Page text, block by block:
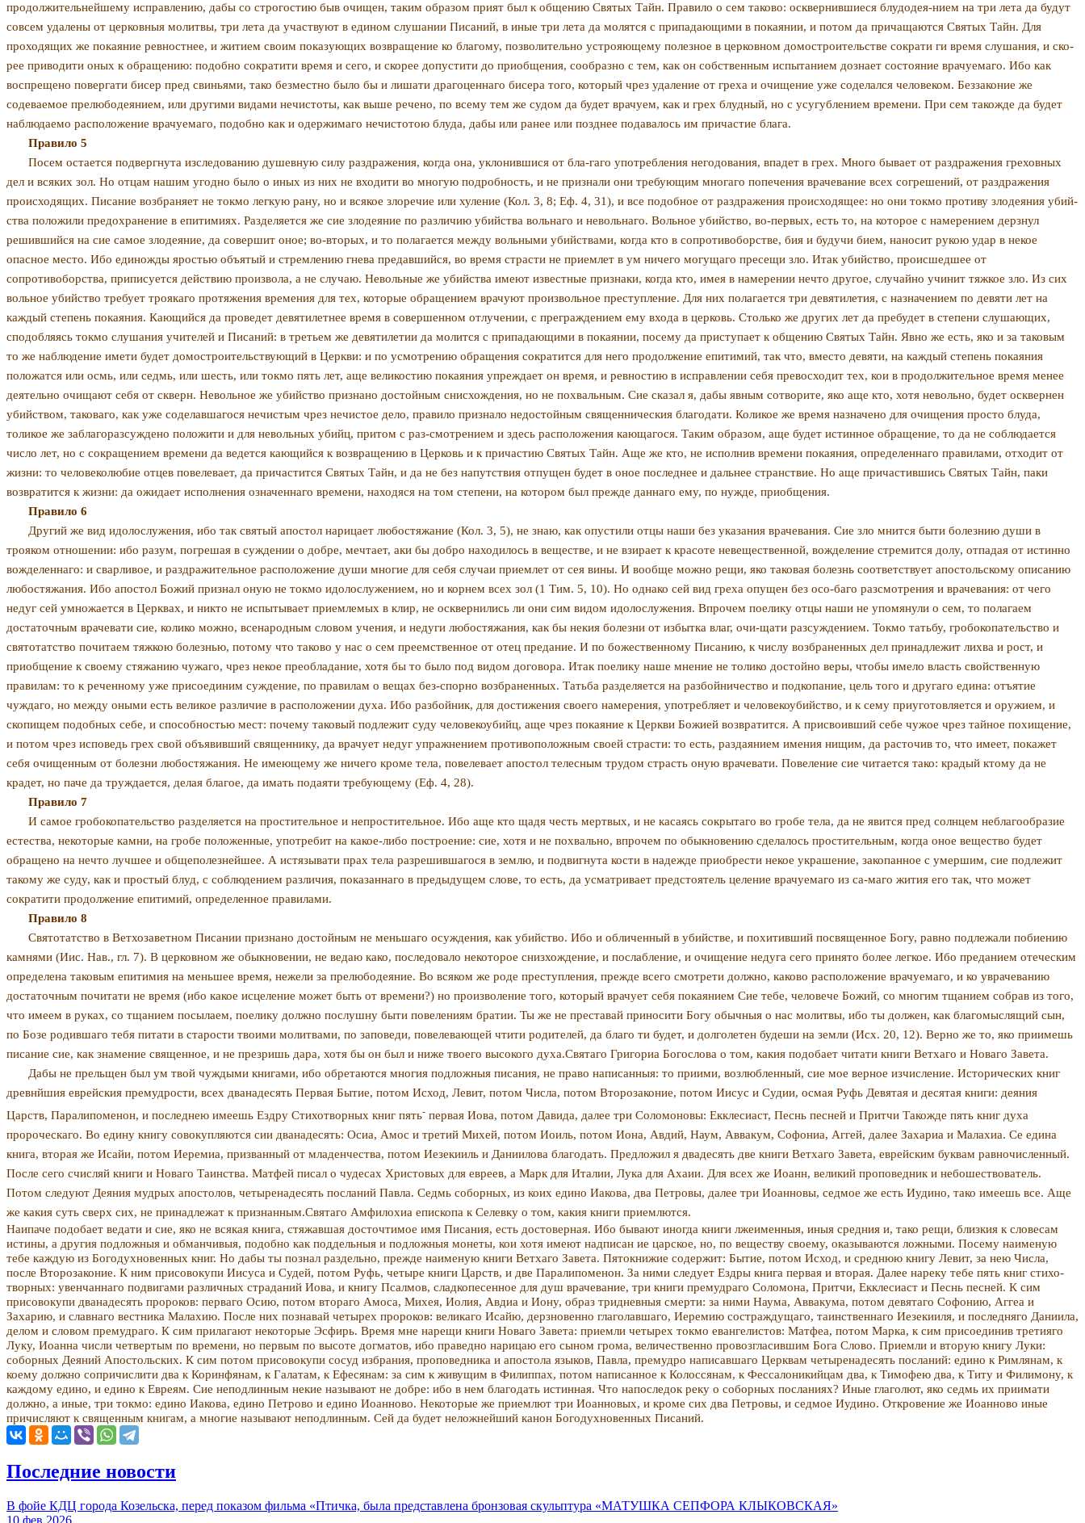
продолжительнейшему исправлению, дабы со строгостию быв очи­щен, таким образом прият был к общению Святых Та­йн. Правило о сем таково: осквернившиеся блудодея-нием на три лета да будут
совсем удалены от церковныя молитвы, три лета да участвуют в едином слушании Писаний, в иные три лета да молятся с при­падающими в покаянии, и потом да причащаются Святых Тайн. Для
проходящих же покаяние ревностнее, и житием своим показующих возвращение ко благому, позволительно устрояющему полезное в церковном домостроительстве сократи ги время слушания, и ско­
рее приводити оных к обращению: подобно сократити время и сего, и скорее допустити до приобщения, со­образно с тем, как он собственным испытанием дозна­ет состояние врачуемаго. Ибо как
воспрещено повергати бисер пред свиньями, тако безместно было бы и лишати драгоценнаго бисера того, который чрез уда­ление от греха и очищение уже соделался человеком. Беззаконие же
содеваемое прелюбодеянием, или дру­гими видами нечистоты, как выше речено, по всему тем же судом да будет врачуем, как и грех блудный, но с усугублением времени. При сем такожде да будет
наблюдаемо расположение врачуемаго, подобно как и одержимаго нечистотою блуда, дабы или ранее или позднее подавалось им причастие блага.
Правило 5
Посем остается подвергнута изследованию душев­ную силу раздражения, когда она, уклонившися от бла-гаго употребления негодования, впадет в грех. Много бывает от раздражения греховных
дел и всяких зол. Но отцам нашим угодно было о иных из них не входити во многую подробность, и не признали они требующим многаго попечения врачевание всех согрешений, от раздражения
происходящих. Писание возбраняет не токмо легкую рану, но и всякое злоречие или хуление (Кол. 3, 8; Еф. 4, 31), и все подобное от раздражения происходящее: но они токмо противу злодеяния убий­
ства положили предохранение в епитимиях. Разделяет­ся же сие злодеяние по различию убийства вольнаго и невольнаго. Вольное убийство, во-первых, есть то, на которое с намерением дерзнул
решившийся на сие са­мое злодеяние, да совершит оное; во-вторых, и то пола­гается между вольными убийствами, когда кто в сопротивоборстве, бия и будучи бием, наносит рукою удар в некое
опасное место. Ибо единожды яростью объятый и стремлению гнева предавшийся, во время страсти не приемлет в ум ничего могущаго пресещи зло. Итак убийство, происшедшее от
сопротивоборства, приписуется действию произвола, а не случаю. Невольные же убийства имеют известные признаки, когда кто, имея в намерении нечто другое, случайно учинит тяжкое зло. Из сих
вольное убийство требует троякаго протяжения времения для тех, которые обращением врачуют произ­вольное преступление. Для них полагается три девяти­летия, с назначением по девяти лет на
каждый степень покаяния. Кающийся да проведет девятилетнее время в совершенном отлучении, с преграждением ему входа в церковь. Столько же других лет да пребудет в степени слушающих,
сподобляясь токмо слушания учителей и Писаний: в третьем же девятилетии да молится с при­падающими в покаянии, посему да приступает к обще­нию Святых Тайн. Явно же есть, яко и за таковым
то же наблюдение имети будет домостроительствующий в Церкви: и по усмотрению обращения сократится для него продолжение епитимий, так что, вместо девяти, на каждый степень покаяния
положатся или осмь, или седмь, или шесть, или токмо пять лет, аще великостию покаяния упреждает он время, и ревностию в исправле­нии себя превосходит тех, кои в продолжительное вре­мя менее
деятельно очищают себя от скверн. Неволь­ное же убийство признано достойным снисхождения, но не похвальным. Сие сказал я, дабы явным сотвори­те, яко аще кто, хотя невольно, будет осквернен
убий­ством, таковаго, как уже соделавшагося нечистым чрез нечистое дело, правило признало недостойным священническия благодати. Коликое же время назначено для очищения просто блуда,
толикое же заблагоразсуждено положити и для невольных убийц, притом с раз-смотрением и здесь расположения кающагося. Таким образом, аще будет истинное обращение, то да не со­блюдается
число лет, но с сокращением времени да ве­дется кающийся к возвращению в Церковь и к причас­тию Святых Тайн. Аще же кто, не исполнив времени покаяния, определеннаго правилами, отходит от
жизни: то человеколюбие отцев повелевает, да причастится Святых Тайн, и да не без напутствия отпущен будет в оное последнее и дальнее странствие. Но аще причас­тившись Святых Тайн, паки
возвратится к жизни: да ожидает исполнения означеннаго времени, находяся на том степени, на котором был прежде даннаго ему, по нужде, приобщения.
Правило 6
Другий же вид идолослужения, ибо так святый апо­стол нарицает любостяжание (Кол. 3, 5), не знаю, как опустили отцы наши без указания врачевания. Сие зло мнится быти болезнию души в
трояком отношении: ибо разум, погрешая в суждении о добре, мечтает, аки бы добро находилось в веществе, и не взирает к красо­те невещественной, вожделение стремится долу, отпа­дая от истинно
вожделеннаго: и сварливое, и раздра­жительное расположение души многие для себя слу­чаи приемлет от сея вины. И вообще можно рещи, яко таковая болезнь соответствует апостольскому описа­нию
любостяжания. Ибо апостол Божий признал оную не токмо идолослужением, но и корнем всех зол (1 Тим. 5, 10). Но однако сей вид греха опущен без осо-баго разсмотрения и врачевания: от чего
недуг сей ум­ножается в Церквах, и никто не испытывает приемле­мых в клир, не осквернились ли они сим видом идоло­служения. Впрочем поелику отцы наши не упомянули о сем, то полагаем
достаточным врачевати сие, колико можно, всенародным словом учения, и недуги любо­стяжания, как бы некия болезни от избытка влаг, очи-щати разсуждением. Токмо татьбу, гробокопательство и
святотатство почитаем тяжкою болезнью, потому что таково у нас о сем преемственное от отец преда­ние. И по божественному Писанию, к числу возбра­ненных дел принадлежит лихва и рост, и
приобщение к своему стяжанию чужаго, чрез некое преобладание, хотя бы то было под видом договора. Итак поелику наше мнение не толико достойно веры, чтобы имело власть свойственную
правилам: то к реченному уже присоединим суждение, по правилам о вещах без-спорно возбраненных. Татьба разделяется на разбойничество и подкопание, цель того и другаго едина: отъятие
чуждаго, но между оными есть великое разли­чие в расположении духа. Ибо разбойник, для дости­жения своего намерения, употребляет и человеко­убийство, и к сему приуготовляется и оружием, и
ско­пищем подобных себе, и способностью мест: почему таковый подлежит суду человекоубийц, аще чрез по­каяние к Церкви Божией возвратится. А присвоивший себе чужое чрез тайное похищение,
и потом чрез ис­поведь грех свой объявивший священнику, да врачует недуг упражнением противоположным своей страсти: то есть, раздаянием имения нищим, да расточив то, что имеет, покажет
себя очищенным от болезни любо­стяжания. Не имеющему же ничего кроме тела, пове­левает апостол телесным трудом страсть оную врачевати. Повеление сие читается тако: крадый ктому да не
крадет, но паче да труждается, делая благое, да имать подаяти требующему (Еф. 4, 28).
Правило 7
И самое гробокопательство разделяется на прости­тельное и непростительное. Ибо аще кто щадя честь мертвых, и не касаясь сокрытаго во гробе тела, да не явится пред солнцем неблагообразие
естества, некото­рые камни, на гробе положенные, употребит на какое-либо построение: сие, хотя и не похвально, впрочем по обыкновению сделалось простительным, когда оное вещество будет
обращено на нечто лучшее и общепо­лезнейшее. А истязывати прах тела разрешившагося в землю, и подвигнута кости в надежде приобрести не­кое украшение, закопанное с умершим, сие подлежит
такому же суду, как и простый блуд, с соблюдением различия, показаннаго в предыдущем слове, то есть, да усматривает предстоятель целение врачуемаго из са-маго жития его так, что может
сократити продолжение епитимий, определенное правилами.
Правило 8
Святотатство в Ветхозаветном Писании признано достойным не меньшаго осуждения, как убийство. Ибо и обличенный в убийстве, и похитивший посвя­щенное Богу, равно подлежали побиению
камнями (Иис. Нав., гл. 7). В церковном же обыкновении, не ведаю како, последовало некоторое снизхождение, и послабление, и очищение недуга сего принято более легкое. Ибо преданием отеческим
определена таковым епитимия на меньшее время, нежели за прелюбодея­ние. Во всяком же роде преступления, прежде всего смотрети должно, каково расположение врачуемаго, и ко уврачеванию
достаточным почитати не время (ибо какое исцеление может быть от времени?) но произво­ление того, который врачует себя покаянием Сие те­бе, человече Божий, со многим тщанием собрав из то­го,
что имеем в руках, со тщанием посылаем, поелику должно послушну быти повелениям братии. Ты же не преставай приносити Богу обычныя о нас молитвы, ибо ты должен, как благомыслящий сын,
по Бозе родившаго тебя питати в старости твоими молитвами, по заповеди, повелевающей чтити родителей, да благо ти будет, и долголетен будеши на земли (Исх. 20, 12). Верно же то, яко приимешь
писание сие, как знамение священное, и не презришь дара, хотя бы он был и ни­же твоего высокого духа.Святаго Григориа Богослова о том, какия подобает читати книги Ветхаго и Новаго Завета.
Дабы не прельщен был ум твой чуждыми книгами, ибо обретаются многия подложныя писания, не право написанныя: то приими, возлюбленный, сие мое вер­ное изчисление. Исторических книг
древнйшия еврейския премудрости, всех дванадесять Первая Бытие, потом Исход, Левит, потом Числа, потом Второзако­ние, потом Иисус и Судии, осмая Руфь Девятая и де­сятая книги: деяния
Царств, Паралипоменон, и по­следнею имеешь Ездру Стихотворных книг пять- пер­вая Иова, потом Давида, далее три Соломоновы: Екк­лесиаст, Песнь песней и Притчи Такожде пять книг духа
пророческаго. Во едину книгу совокупляются сии дванадесять: Осиа, Амос и третий Михей, потом Иоиль, потом Иона, Авдий, Наум, Аввакум, Софониа, Аггей, далее Захариа и Малахиа. Се едина
книга, вто­рая же Исайи, потом Иеремиа, призванный от младен­чества, потом Иезекииль и Даниилова благодать. Предложил я двадесять две книги Ветхаго Завета, ев­рейским буквам равночисленный.
После сего счисляй книги и Новаго Таинства. Матфей писал о чудесах Христовых для евреев, а Марк для Италии, Лука для Ахаии. Для всех же Иоанн, великий проповедник и небошествователь.
Потом следуют Деяния мудрых апостолов, четыренадесять посланий Павла. Седмь со­борных, из коих едино Иакова, два Петровы, далее три Иоанновы, седмое же есть Иудино, тако имеешь все. Аще
же какия суть сверх сих, не принадлежат к при­знанным.Святаго Амфилохиа епископа к Селевку о том, какия книги приемлются.
Наипаче подобает ведати и сие, яко не всякая книга, стяжавшая досточтимое имя Писания, есть достовер­ная. Ибо бывают иногда книги лжеименныя, иныя средния и, тако рещи, близкия к словесам
истины, а другия подложныя и обманчивыя, подобно как поддельныя и подложныя монеты, кои хотя имеют надпи­сан ие царское, но, по веществу своему, оказываются ложными. Посему наименую
тебе каждую из Богодухновенных книг. Но дабы ты познал раздельно, прежде наименую книги Ветхаго Завета. Пятокнижие содер­жит: Бытие, потом Исход, и среднюю книгу Левит, за нею Числа,
после Второзаконие. К ним присовокупи Иисуса и Судей, потом Руфь, четыре книги Царств, и две Паралипоменон. За ними следует Ездры книга первая и вторая. Далее нареку тебе пять книг стихо­
творных: увенчаннаго подвигами различных страда­ний Иова, и книгу Псалмов, сладкопесенное для душ врачевание, три книги премудраго Соломона, Притчи, Екклесиаст и Песнь песней. К сим
присовокупи дванадесять пророков: перваго Осию, потом втораго Амоса, Михея, Иолия, Авдиа и Иону, образ тридневныя смерти: за ними Наума, Аввакума, потом девятаго Софонию, Аггеа и
Захарию, и славнаго вестника Малахию. После них познавай четырех пророков: великаго Исайю, дерзновенно глаголавшаго, Иеремию состраждущаго, таинственнаго Иезекииля, и последняго Даниила,
делом и словом премудраго. К сим прилага­ют некоторые Эсфирь. Время мне нарещи книги Новаго Завета: приемли четырех токмо евангелистов: Матфеа, потом Марка, к сим присоединив третияго
Луку, Иоанна числи четвертым по времени, но первым по высоте догматов, ибо праведно нарицаю его сыном грома, величественно провозгласившим Бога Слово. Приемли и вторую книгу Луки:
соборных Деяний Апостольских. К сим потом присовокупи сосуд избра­ния, проповедника и апостола языков, Павла, премуд­ро написавшаго Церквам четыренадесять посланий: едино к Римлянам, к
коему должно сопричислити два к Коринфянам, к Галатам, к Ефесянам: за сим к живу­щим в Филиппах, потом написанное к Колоссянам, к Фессалоникийцам два, к Тимофею два, к Титу и Фи­лимону, к
каждому едино, и едино к Евреям. Сие не­подлинным некие называют не добре: ибо в нем бла­годать истинная. Что напоследок реку о соборных по­сланиях? Иные глаголют, яко седмь их приимати
должно, а иные, три токмо: едино Иакова, едино Пет­рово и едино Иоанново. Некоторые же приемлют три Иоанновых, и кроме сих два Петровы, и седмое Иудино. Откровение же Иоанново иные
причисляют к свя­щенным книгам, а многие называют неподлинным. Сей да будет неложнейший канон Богодухновенных Писаний.
Последние новости
В фойе КДЦ города Козельска, перед показом фильма «Птичка, была представлена бронзовая скульптура «МАТУШКА СЕПФОРА КЛЫКОВСКАЯ»
10 фев 2026